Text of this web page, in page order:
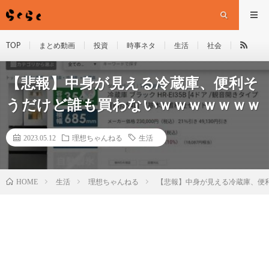
TOP まとめ動画 投資 時事ネタ 生活 社会
【悲報】中身が見える冷蔵庫、便利そ
うだけど誰も買わないｗｗｗｗｗｗｗ
2023.05.12 理想ちゃんねる 生活
HOME 生活 理想ちゃんねる 【悲報】中身が見える冷蔵庫、